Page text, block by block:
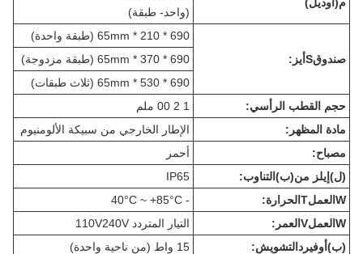
واحد- طبقة)
صندوقSأيز:
690 * 210 * 65mm (طبقة واحدة)
690 * 370 * 65mm (طبقة مزدوجة)
690 * 530 * 65mm (ثلاث طبقات)
حجم القطب الرأسي:
مادة المظهر:
الإطار الخارجي من سبيكة الألومنيوم
مصباح:
أحمر
(ل)إيلز من(ب)التناوب:
IP65
WالعملTالحرارة:
- 40°C ~ +85°C
WالعملVالعمر:
التيار المتردد 110V240V
(ب)أوفيرد التشويش:
15 واط (من ناحية واحدة)